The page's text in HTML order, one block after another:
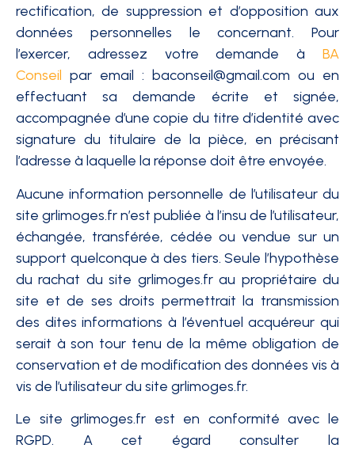
rectification, de suppression et d’opposition aux
données personnelles le concernant. Pour
l’exercer, adressez votre demande à BA
Conseil par email : baconseil@gmail.com ou en
effectuant sa demande écrite et signée,
accompagnée d’une copie du titre d’identité avec
signature du titulaire de la pièce, en précisant
l’adresse à laquelle la réponse doit être envoyée.
Aucune information personnelle de l’utilisateur du
site grlimoges.fr n’est publiée à l’insu de l’utilisateur,
échangée, transférée, cédée ou vendue sur un
support quelconque à des tiers. Seule l’hypothèse
du rachat du site grlimoges.fr au propriétaire du
site et de ses droits permettrait la transmission
des dites informations à l’éventuel acquéreur qui
serait à son tour tenu de la même obligation de
conservation et de modification des données vis à
vis de l’utilisateur du site grlimoges.fr.
Le site grlimoges.fr est en conformité avec le
RGPD. A cet égard consulter la